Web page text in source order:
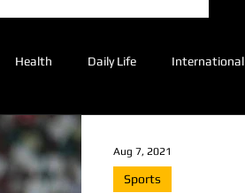
Health Daily Life International
Sports
Aug 7, 2021